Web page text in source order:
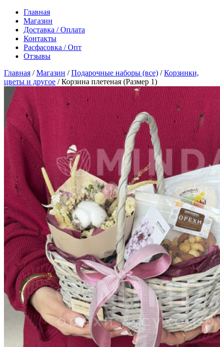
Главная
Магазин
Доставка / Оплата
Контакты
Расфасовка / Опт
Отзывы
Главная /Магазин /Подарочные наборы (все) /Корзинки,
цветы и другое /Корзина плетеная (Размер 1)